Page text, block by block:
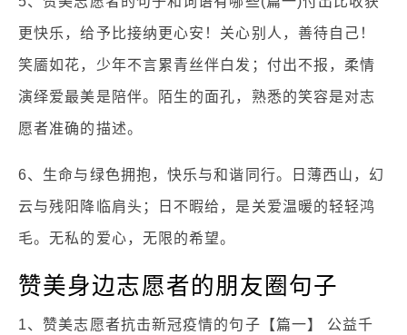
更快乐，给予比接纳更心安！关心别人，善待自己！
笑靥如花，少年不言累青丝伴白发；付出不报，柔情
演绎爱最美是陪伴。陌生的面孔，熟悉的笑容是对志
愿者准确的描述。
6、生命与绿色拥抱，快乐与和谐同行。日薄西山，幻
云与残阳降临肩头；日不暇给，是关爱温暖的轻轻鸿
毛。无私的爱心，无限的希望。
赞美身边志愿者的朋友圈句子
1、赞美志愿者抗击新冠疫情的句子【篇一】 公益千